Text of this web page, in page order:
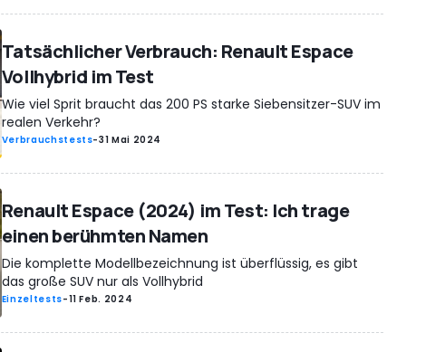
Tatsächlicher Verbrauch: Renault Espace
Vollhybrid im Test
Wie viel Sprit braucht das 200 PS starke Siebensitzer-SUV im
realen Verkehr?
Verbrauchstests-31 Mai 2024
Renault Espace (2024) im Test: Ich trage
einen berühmten Namen
Die komplette Modellbezeichnung ist überflüssig, es gibt
das große SUV nur als Vollhybrid
Einzeltests-11 Feb. 2024